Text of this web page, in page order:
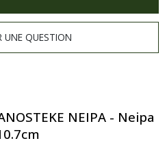
QUESTION
NEIPA - Neipa